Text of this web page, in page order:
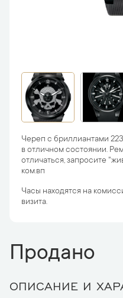
Череп с бриллиантами 223
в отличном состоянии.
отличаться, запросите
ком.вп
Часы находятся на
визита.
Продано
ОПИСАНИЕ И